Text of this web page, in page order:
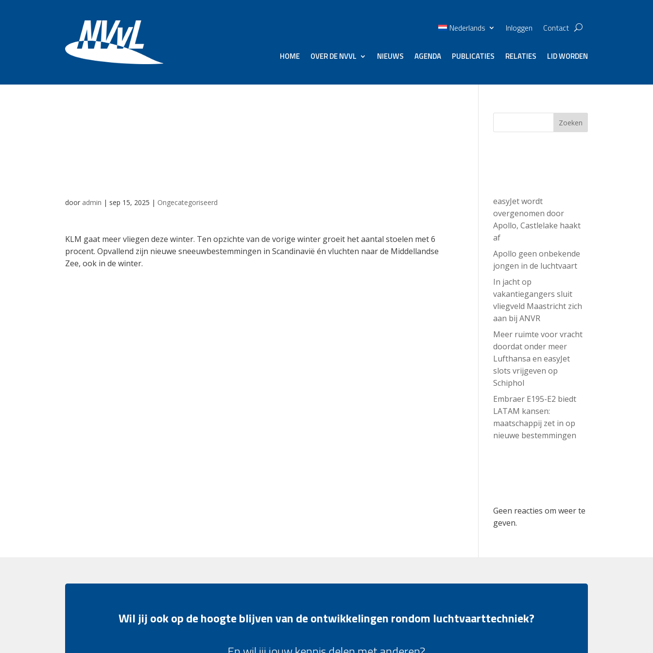
Nederlands Inloggen Contact
HOME OVER DE NVVL NIEUWS AGENDA PUBLICATIES RELATIES LID WORDEN
door admin | sep 15, 2025 | Ongecategoriseerd
KLM gaat meer vliegen deze winter. Ten opzichte van de vorige winter groeit het aantal stoelen met 6
procent. Opvallend zijn nieuwe sneeuwbestemmingen in Scandinavië én vluchten naar de Middellandse
Zee, ook in de winter.
Zoeken
easyJet wordt
overgenomen door
Apollo, Castlelake haakt
af
Apollo geen onbekende
jongen in de luchtvaart
In jacht op
vakantiegangers sluit
vliegveld Maastricht zich
aan bij ANVR
Meer ruimte voor vracht
doordat onder meer
Lufthansa en easyJet
slots vrijgeven op
Schiphol
Embraer E195-E2 biedt
LATAM kansen:
maatschappij zet in op
nieuwe bestemmingen
Geen reacties om weer te
geven.
Wil jij ook op de hoogte blijven van de ontwikkelingen rondom luchtvaarttechniek?